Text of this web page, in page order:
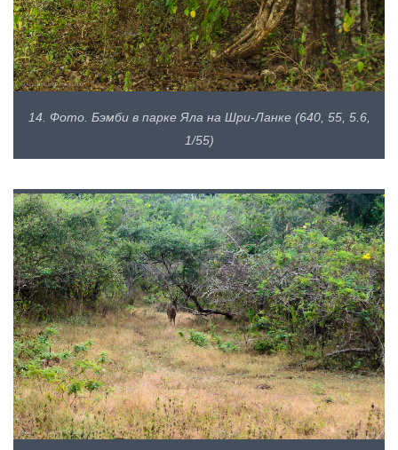
14. Фото. Бэмби в парке Яла на Шри-Ланке (640, 55, 5.6,
1/55)